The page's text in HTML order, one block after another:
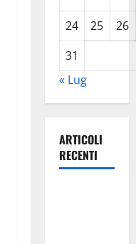
24
25
26
31
« Lug
ARTICOLI
RECENTI